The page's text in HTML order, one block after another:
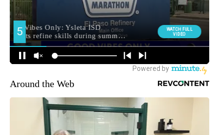
Around the Web